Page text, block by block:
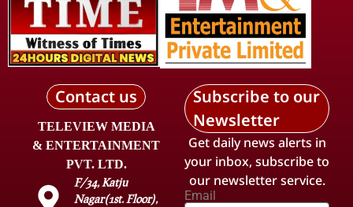
Contact us
TELEVIEW MEDIA
& ENTERTAINMENT
PVT. LTD.
F/34, Katju
Nagar(1st. Floor),
Subscribe to our
Newsletter
Get daily news alerts in
your inbox, subscribe to
our newsletter service.
Email